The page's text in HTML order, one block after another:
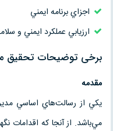
اجزاي برنامه ايمني
ارزيابي عملكرد ايمني و
برخی توضیحات تحقیق
مقدمه
يكي از رسالت‌هاي اساسي
مي‌باشد. از آنجا كه اقدامات